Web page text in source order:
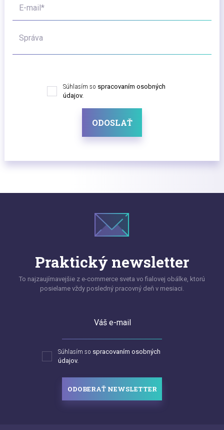
E-mail*
Správa
Súhlasím so spracovaním osobných
údajov.
ODOSLAŤ
Praktický newsletter
To najzaujímavejšie z e-commerce sveta vo fialovej obálke, ktorú
posielame vždy posledný pracovný deň v mesiaci.
Váš e-mail
Súhlasím so spracovaním osobných
údajov.
ODOBERAŤ NEWSLETTER